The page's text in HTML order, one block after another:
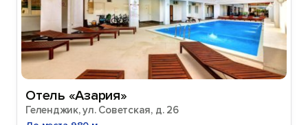
Отель «Азария»
Геленджик, ул. Советская, д. 26